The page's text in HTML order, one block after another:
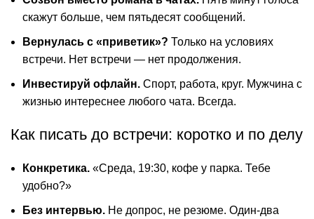
скажут больше, чем пятьдесят сообщений.
Вернулась с «приветик»? Только на условиях
встречи. Нет встречи — нет продолжения.
Инвестируй офлайн. Спорт, работа, круг. Мужчина с
жизнью интереснее любого чата. Всегда.
Как писать до встречи: коротко и по делу
Конкретика. «Среда, 19:30, кофе у парка. Тебе
удобно?»
Без интервью. Не допрос, не резюме. Один-два